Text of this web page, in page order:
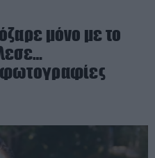
μόνο με το
φωτογραφίες